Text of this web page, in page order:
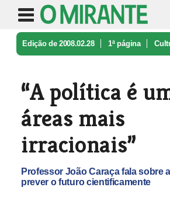
Edição de 2008.02.28 1ª página
“A política é
áreas mais
irracionais”
Professor João Caraça fala sobre
prever o futuro cientificamente